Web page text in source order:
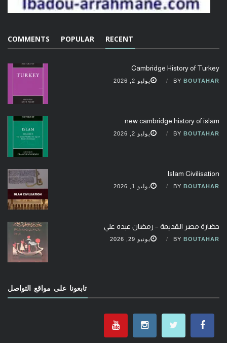
RECENT
POPULAR
COMMENTS
Cambridge History of Turkey
BY BOUTAHAR يوليو 2, 2026
new cambridge history of islam
BY BOUTAHAR يوليو 2, 2026
Islam Civilisation
BY BOUTAHAR يوليو 1, 2026
حضارة مصر القديمة – رمضان عبده علي
BY BOUTAHAR يونيو 29, 2026
تابعونا على مواقع التواصل